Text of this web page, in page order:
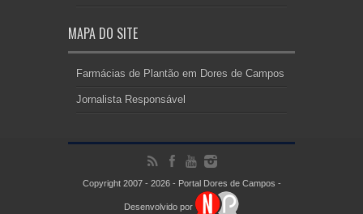
MAPA DO SITE
Farmácias de Plantão em Dores de Campos
Jornalista Responsável
Copyright 2007 - 2026 - Portal Dores de Campos -
Desenvolvido por